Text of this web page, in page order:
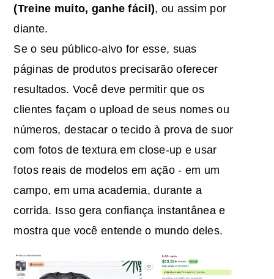
(Treine muito, ganhe fácil), ou assim por
diante.
Se o seu público-alvo for esse, suas
páginas de produtos precisarão oferecer
resultados. Você deve permitir que os
clientes façam o upload de seus nomes ou
números, destacar o tecido à prova de suor
com fotos de textura em close-up e usar
fotos reais de modelos em ação - em um
campo, em uma academia, durante a
corrida. Isso gera confiança instantânea e
mostra que você entende o mundo deles.